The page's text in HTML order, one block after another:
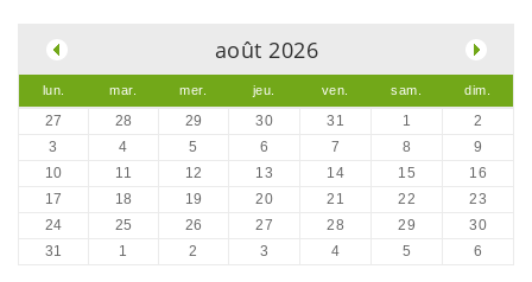
août 2026
lun. mar. mer. jeu. ven. sam. dim.
27 28 29 30 31 1
2
3
4 5 6 7 8
9
10
11 12 13 14 15
16
17
18 19 20 21 22
23
24
25 26 27 28 29
30
31
1 2 3 4 5 6